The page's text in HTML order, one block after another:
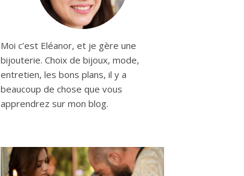
Moi c’est Eléanor, et je gère une
bijouterie. Choix de bijoux, mode,
entretien, les bons plans, il y a
beaucoup de chose que vous
apprendrez sur mon blog.